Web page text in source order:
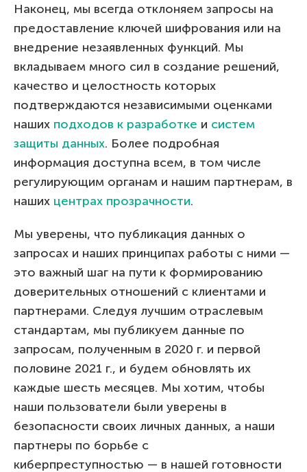
Наконец, мы всегда отклоняем запросы на
предоставление ключей шифрования или на
внедрение незаявленных функций. Мы
вкладываем много сил в создание решений,
качество и целостность которых
подтверждаются независимыми оценками
наших подходов к разработке и систем
защиты данных. Более подробная
информация доступна всем, в том числе
регулирующим органам и нашим партнерам, в
наших центрах прозрачности.
Мы уверены, что публикация данных о
запросах и наших принципах работы с ними —
это важный шаг на пути к формированию
доверительных отношений с клиентами и
партнерами. Следуя лучшим отраслевым
стандартам, мы публикуем данные по
запросам, полученным в 2020 г. и первой
половине 2021 г., и будем обновлять их
каждые шесть месяцев. Мы хотим, чтобы
наши пользователи были уверены в
безопасности своих личных данных, а наши
партнеры по борьбе с
киберпреступностью — в нашей готовности